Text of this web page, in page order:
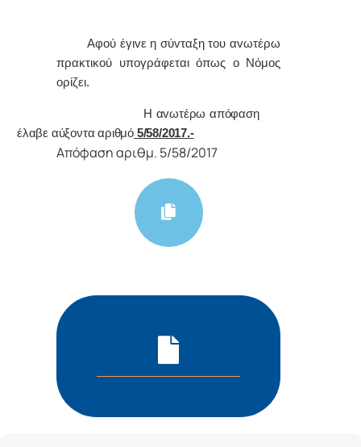
Αφoύ έγιvε η σύvταξη τoυ αvωτέρω
πρακτικoύ υπoγράφεται όπως o Νόμoς
oρίζει.
Η αvωτέρω απόφαση
έλαβε αύξοντα αριθμό5/58/2017.-
Απόφαση αριθμ. 5/58/2017